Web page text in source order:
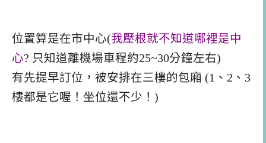
位置算是在市中心(我壓根就不知道哪裡是中
心? 只知道離機場車程約25~30分鐘左右)
有先提早訂位，被安排在三樓的包廂 (1、2、3
樓都是它喔！坐位還不少！)